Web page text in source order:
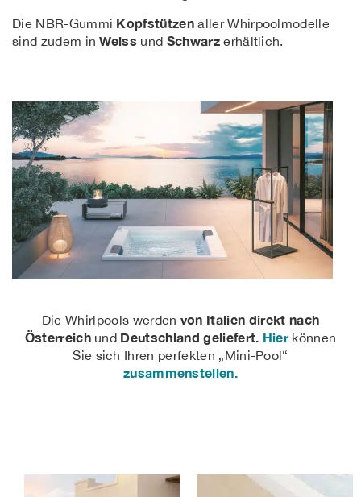
Die NBR-Gummi Kopfstützen aller Whirpoolmodelle
sind zudem inWeiss und Schwarzerhältlich.
Die Whirlpools werden von Italien direkt nach
Österreichund Deutschland geliefert. Hierkönnen
Sie sich Ihren perfekten „Mini-Pool“
zusammenstellen.